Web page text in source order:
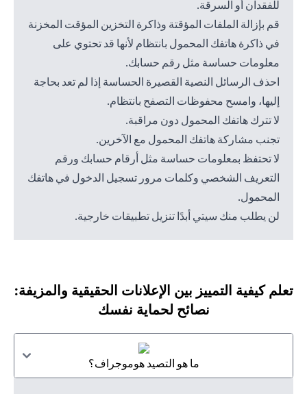
للفقدان أو السرقة.
قم بإزالة الملفات المؤقتة وذاكرة التخزين المؤقت المخزنة
في ذاكرة هاتفك المحمول بانتظام لأنها قد تحتوي على
معلومات حساسة مثل رقم حسابك.
احذف الرسائل النصية القصيرة الحساسة إذا لم تعد بحاجة
إليها، وامسح محفوظات التصفح بانتظام.
لا تترك هاتفك المحمول دون مراقبة.
تجنب مشاركة هاتفك المحمول مع الآخرين.
لا تحتفظ بمعلومات حساسة مثل أرقام حسابك ورقم
التعريف الشخصي وكلمات مرور تسجيل الدخول في هاتفك
المحمول.
لن يطلب منك سيتي أبدًا تنزيل تطبيقات خارجية.
تعلم كيفية التمييز بين الإعلانات الحقيقية والمزيفة:
نصائح لحماية نفسك
ما هو التصيد هوموجراف؟